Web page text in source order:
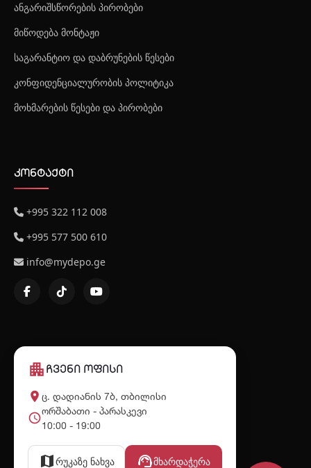
ანგარიშსწორების პირობები
მიწოდება მონტაჟი
საგარანტიო და დაბრუნების წესები
კონფიდენციალურობის პოლიტიკა
მოხმარების წესები და პირობები
კონტაქტი
+995 322 112 008
+995 577 500 610
info@mydepo.ge
apartment ჩვენი ოფისი
place ც. დადიანის 7ბ, თბილისი
schedule
ორშაბათი - პარასკევი
10:00 - 19:00
map რუკაზე ნახვა support_agentმხარდაჭერა